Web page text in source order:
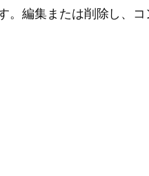
編集または削除し、コ